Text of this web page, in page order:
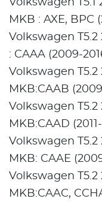
Volkswagen T5.1
MKB : AXE, BPC
Volkswagen T5.2
: CAAA (2009-
Volkswagen T5.2
MKB:CAAB
Volkswagen T5.2
MKB:CAAD
Volkswagen T5.2
MKB: CAAE
Volkswagen T5.2
MKB:CAAC,